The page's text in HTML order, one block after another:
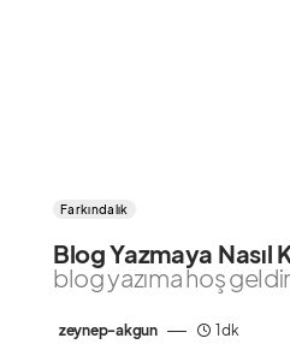
Farkındalık
Blog Yazmaya Nasıl
blog yazıma hoş
zeynep-akgun 1 dk